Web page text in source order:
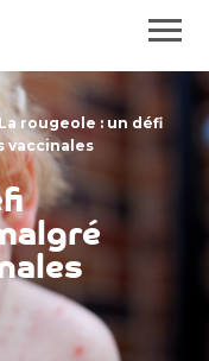
La rougeole : un défi
vaccinales